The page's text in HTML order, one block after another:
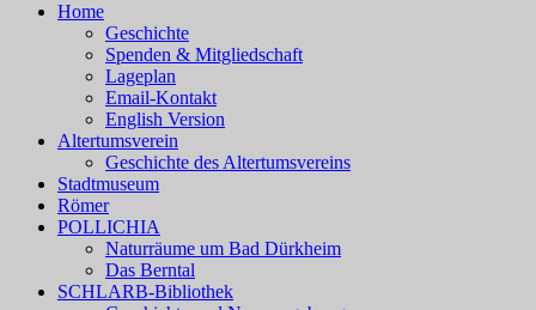
Home
Geschichte
Spenden & Mitgliedschaft
Lageplan
Email-Kontakt
English Version
Altertumsverein
Geschichte des Altertumsvereins
Stadtmuseum
Römer
POLLICHIA
Naturräume um Bad Dürkheim
Das Berntal
SCHLARB-Bibliothek